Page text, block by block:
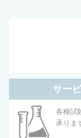
サー
各種試
承りま